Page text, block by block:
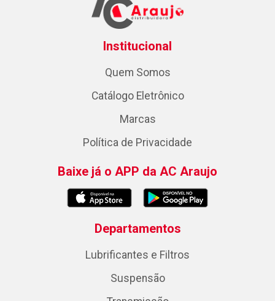
Institucional
Quem Somos
Catálogo Eletrônico
Marcas
Política de Privacidade
Baixe já o APP da AC Araujo
Departamentos
Lubrificantes e Filtros
Suspensão